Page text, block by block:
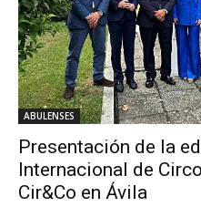
ABULENSES
Presentación de la
Internacional de
Cir&Co en Ávila